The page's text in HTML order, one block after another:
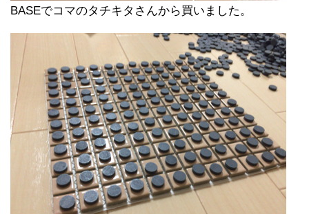
BASEでコマのタチキタさんから買いました。